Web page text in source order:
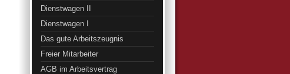
Dienstwagen II
Dienstwagen I
Das gute Arbeitszeugnis
Freier Mitarbeiter
AGB im Arbeitsvertrag